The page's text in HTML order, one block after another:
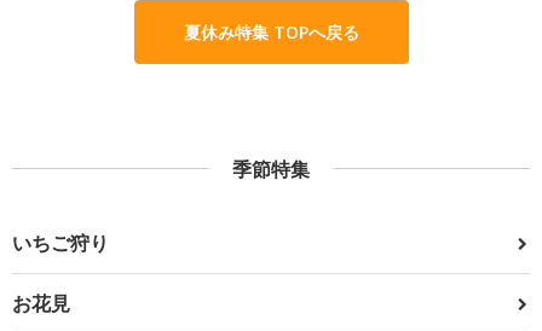
夏休み特集 TOPへ戻る
季節特集
いちご狩り
お花見